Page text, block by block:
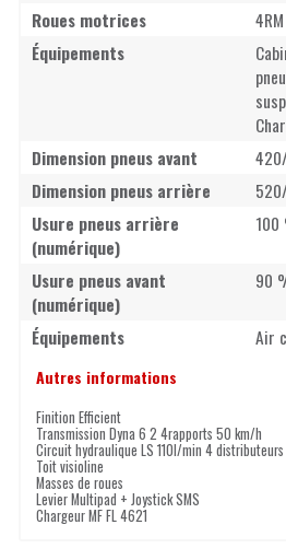
Roues motrices
4RM
Équipements
Dimension pneus avant
Dimension pneus arrière
Usure pneus arrière
(numérique)
100
Usure pneus avant
(numérique)
90
Équipements Air
Autres informations
Finition Efficient
Transmission Dyna 6 2 4rapports 50 km/h
Circuit hydraulique LS 110l/min 4
Toit visioline
Masses de roues
Levier Multipad + Joystick SMS
Chargeur MF FL 4621